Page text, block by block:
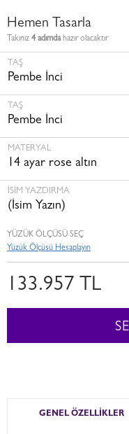
Hemen Tasarla
Takınız 4 adımdahazır olacaktır
TAŞ
Pembe İnci
TAŞ
Pembe İnci
MATERYAL
14 ayar rose altın
İSİM YAZDIRMA
(İsim Yazın)
YÜZÜK ÖLÇÜSÜ SEÇ
Yüzük Ölçüsü Hesaplayın
133.957 TL
GENEL ÖZELLİKLER